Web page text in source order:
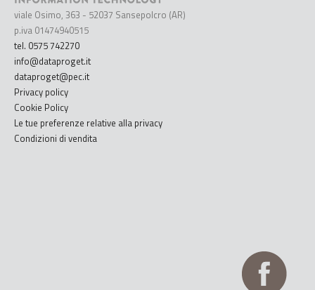
viale Osimo, 363 - 52037 Sansepolcro (AR)
p.iva 01474940515
tel. 0575 742270
info@dataproget.it
dataproget@pec.it
Privacy policy
Cookie Policy
Le tue preferenze relative alla privacy
Condizioni di vendita